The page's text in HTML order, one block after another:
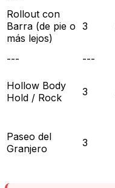
Rollout con
Barra (de pie o
más lejos)
3
---
---
Hollow Body
Hold / Rock
3
Paseo del
Granjero
3